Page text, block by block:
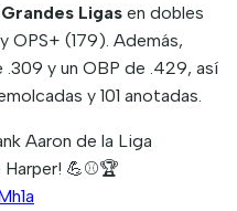
Grandes Ligas en dobles
OPS+ (179). Además,
y un OBP de .429, así
y 101 anotadas.
Aaron de la Liga
Harper! 💪⚾️🏆